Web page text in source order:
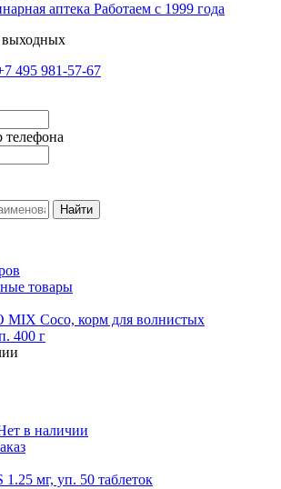
Работаем с 1999 года
выходных
495 981-57-67
Найти
товары
MIX Coco, корм для волнистых
400 г
в наличии
мг, уп. 50 таблеток